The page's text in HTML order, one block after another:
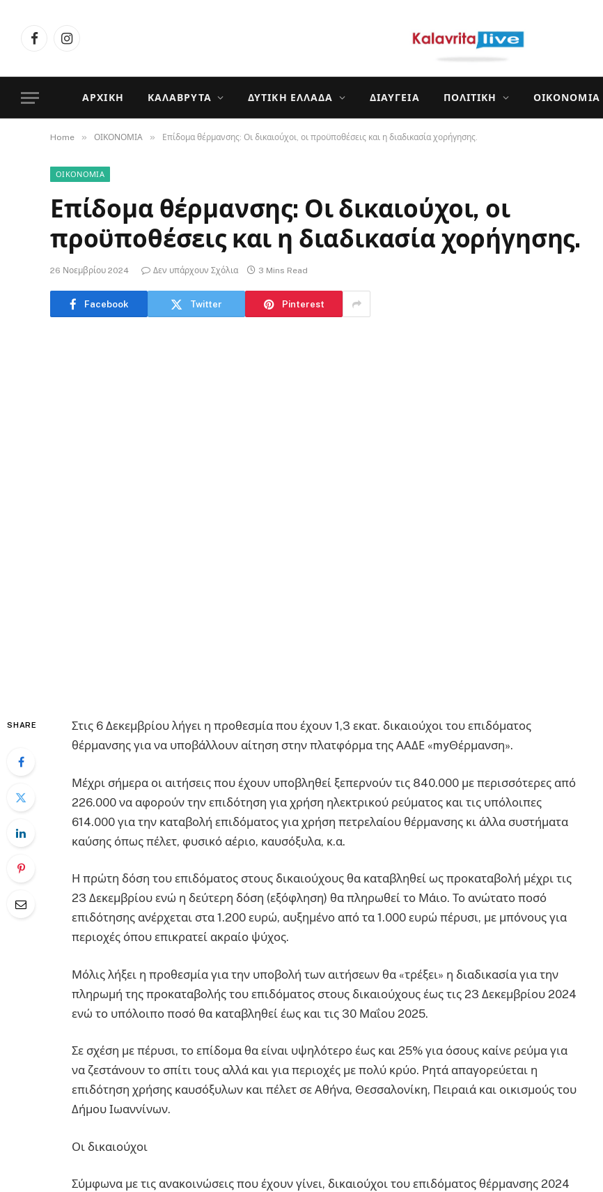
FacebookInstagram
ΑΡΧΙΚΉ ΚΑΛΆΒΡΥΤΑ ΔΥΤΙΚΉ ΕΛΛΆΔΑ ΔΙΑΎΓΕΙΑ ΠΟΛΙΤΙΚΉ ΟΙΚΟΝΟΜΊΑ
Home » ΟΙΚΟΝΟΜΙΑ » Επίδομα θέρμανσης: Οι δικαιούχοι, οι προϋποθέσεις και η διαδικασία χορήγησης.
ΟΙΚΟΝΟΜΙΑ
Επίδομα θέρμανσης: Οι δικαιούχοι, οι
προϋποθέσεις και η διαδικασία χορήγησης.
26 Νοεμβρίου 2024 Δεν υπάρχουν Σχόλια 3 Mins Read
Facebook Twitter Pinterest
SHARE
Στις 6 Δεκεμβρίου λήγει η προθεσμία που έχουν 1,3 εκατ. δικαιούχοι του επιδόματος
θέρμανσης για να υποβάλλουν αίτηση στην πλατφόρμα της ΑΑΔΕ «myΘέρμανση».
Μέχρι σήμερα οι αιτήσεις που έχουν υποβληθεί ξεπερνούν τις 840.000 με περισσότερες από
226.000 να αφορούν την επιδότηση για χρήση ηλεκτρικού ρεύματος και τις υπόλοιπες
614.000 για την καταβολή επιδόματος για χρήση πετρελαίου θέρμανσης κι άλλα συστήματα
καύσης όπως πέλετ, φυσικό αέριο, καυσόξυλα, κ.α.
Η πρώτη δόση του επιδόματος στους δικαιούχους θα καταβληθεί ως προκαταβολή μέχρι τις
23 Δεκεμβρίου ενώ η δεύτερη δόση (εξόφληση) θα πληρωθεί το Μάιο. Το ανώτατο ποσό
επιδότησης ανέρχεται στα 1.200 ευρώ, αυξημένο από τα 1.000 ευρώ πέρυσι, με μπόνους για
περιοχές όπου επικρατεί ακραίο ψύχος.
Μόλις λήξει η προθεσμία για την υποβολή των αιτήσεων θα «τρέξει» η διαδικασία για την
πληρωμή της προκαταβολής του επιδόματος στους δικαιούχους έως τις 23 Δεκεμβρίου 2024
ενώ το υπόλοιπο ποσό θα καταβληθεί έως και τις 30 Μαΐου 2025.
Σε σχέση με πέρυσι, το επίδομα θα είναι υψηλότερο έως και 25% για όσους καίνε ρεύμα για
να ζεστάνουν το σπίτι τους αλλά και για περιοχές με πολύ κρύο. Ρητά απαγορεύεται η
επιδότηση χρήσης καυσόξυλων και πέλετ σε Αθήνα, Θεσσαλονίκη, Πειραιά και οικισμούς του
Δήμου Ιωαννίνων.
Οι δικαιούχοι
Σύμφωνα με τις ανακοινώσεις που έχουν γίνει, δικαιούχοι του επιδόματος θέρμανσης 2024